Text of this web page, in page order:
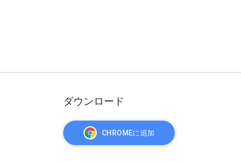
ダウンロード
CHROMEに追加